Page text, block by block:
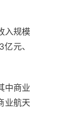
入规模
元、
中商业
业航天